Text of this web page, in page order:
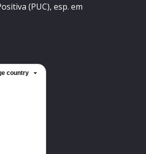
(PUC), esp. em
country